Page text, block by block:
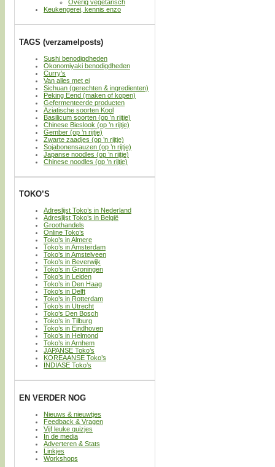
Overig vegetarisch
Keukengerei, kennis enzo
TAGS (verzamelposts)
Sushi benodigdheden
Okonomiyaki benodigdheden
Curry’s
Van alles met ei
Sichuan (gerechten & ingredienten)
Peking Eend (maken of kopen)
Gefermenteerde producten
Aziatische soorten Kool
Basilicum soorten (op ’n rijtje)
Chinese Bieslook (op ’n rijtje)
Gember (op ’n rijtje)
Zwarte zaadjes (op ’n rijtje)
Sojabonensauzen (op ’n rijtje)
Japanse noodles (op ’n rijtje)
Chinese noodles (op ’n rijtje)
TOKO’S
Adreslijst Toko’s in Nederland
Adreslijst Toko’s in België
Groothandels
Online Toko’s
Toko’s in Almere
Toko’s in Amsterdam
Toko’s in Amstelveen
Toko’s in Beverwijk
Toko’s in Groningen
Toko’s in Leiden
Toko’s in Den Haag
Toko’s in Delft
Toko’s in Rotterdam
Toko’s in Utrecht
Toko’s Den Bosch
Toko’s in Tilburg
Toko’s in Eindhoven
Toko’s in Helmond
Toko’s in Arnhem
JAPANSE Toko’s
KOREAANSE Toko’s
INDIASE Toko’s
EN VERDER NOG
Nieuws & nieuwtjes
Feedback & Vragen
Vijf leuke quizjes
In de media
Adverteren & Stats
Linkjes
Workshops